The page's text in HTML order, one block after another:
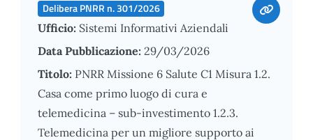
Delibera PNRR n. 301/2026
Ufficio: Sistemi Informativi Aziendali
Data Pubblicazione: 29/03/2026
Titolo: PNRR Missione 6 Salute C1 Misura 1.2.
Casa come primo luogo di cura e
telemedicina – sub-investimento 1.2.3.
Telemedicina per un migliore supporto ai